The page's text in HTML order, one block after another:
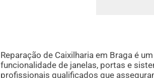
Reparação de Caixilharia em Braga é
funcionalidade de janelas, portas e
profissionais qualificados que